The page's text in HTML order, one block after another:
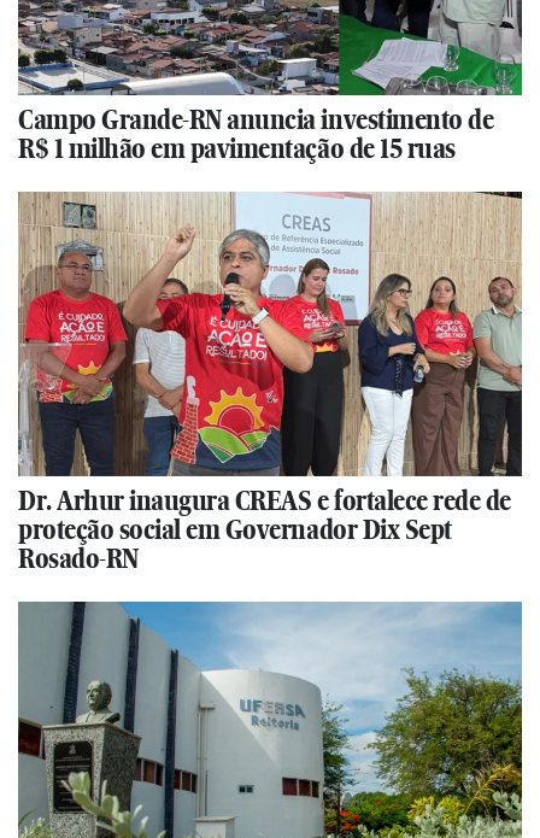
Campo Grande-RN anuncia investimento de
R$ 1 milhão em pavimentação de 15 ruas
Dr. Arhur inaugura CREAS e fortalece rede de
proteção social em Governador Dix Sept
Rosado-RN